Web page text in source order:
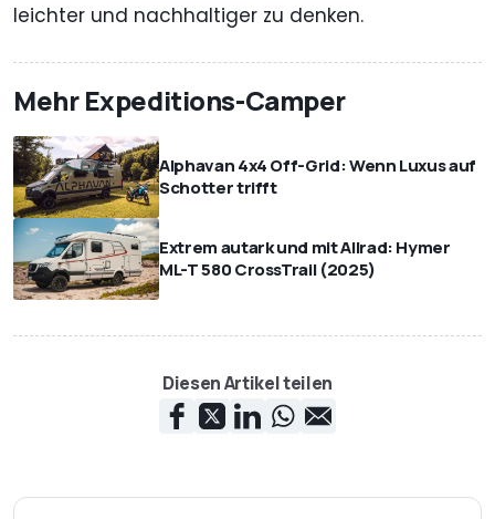
leichter und nachhaltiger zu denken.
Mehr Expeditions-Camper
Alphavan 4x4 Off-Grid: Wenn Luxus auf
Schotter trifft
Extrem autark und mit Allrad: Hymer
ML-T 580 CrossTrail (2025)
Diesen Artikel teilen